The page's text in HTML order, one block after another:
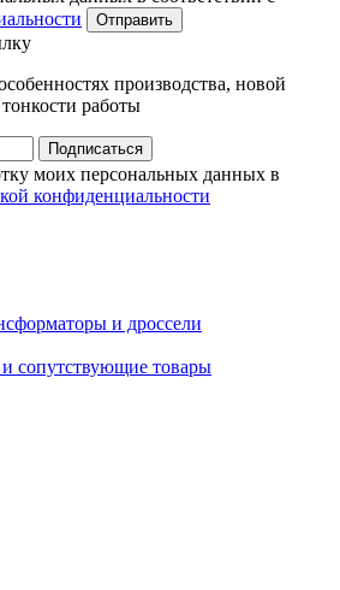
Отправить
производства, новой
работы
Подписаться
моих персональных данных в
конфиденциальности
и дроссели
сопутствующие товары